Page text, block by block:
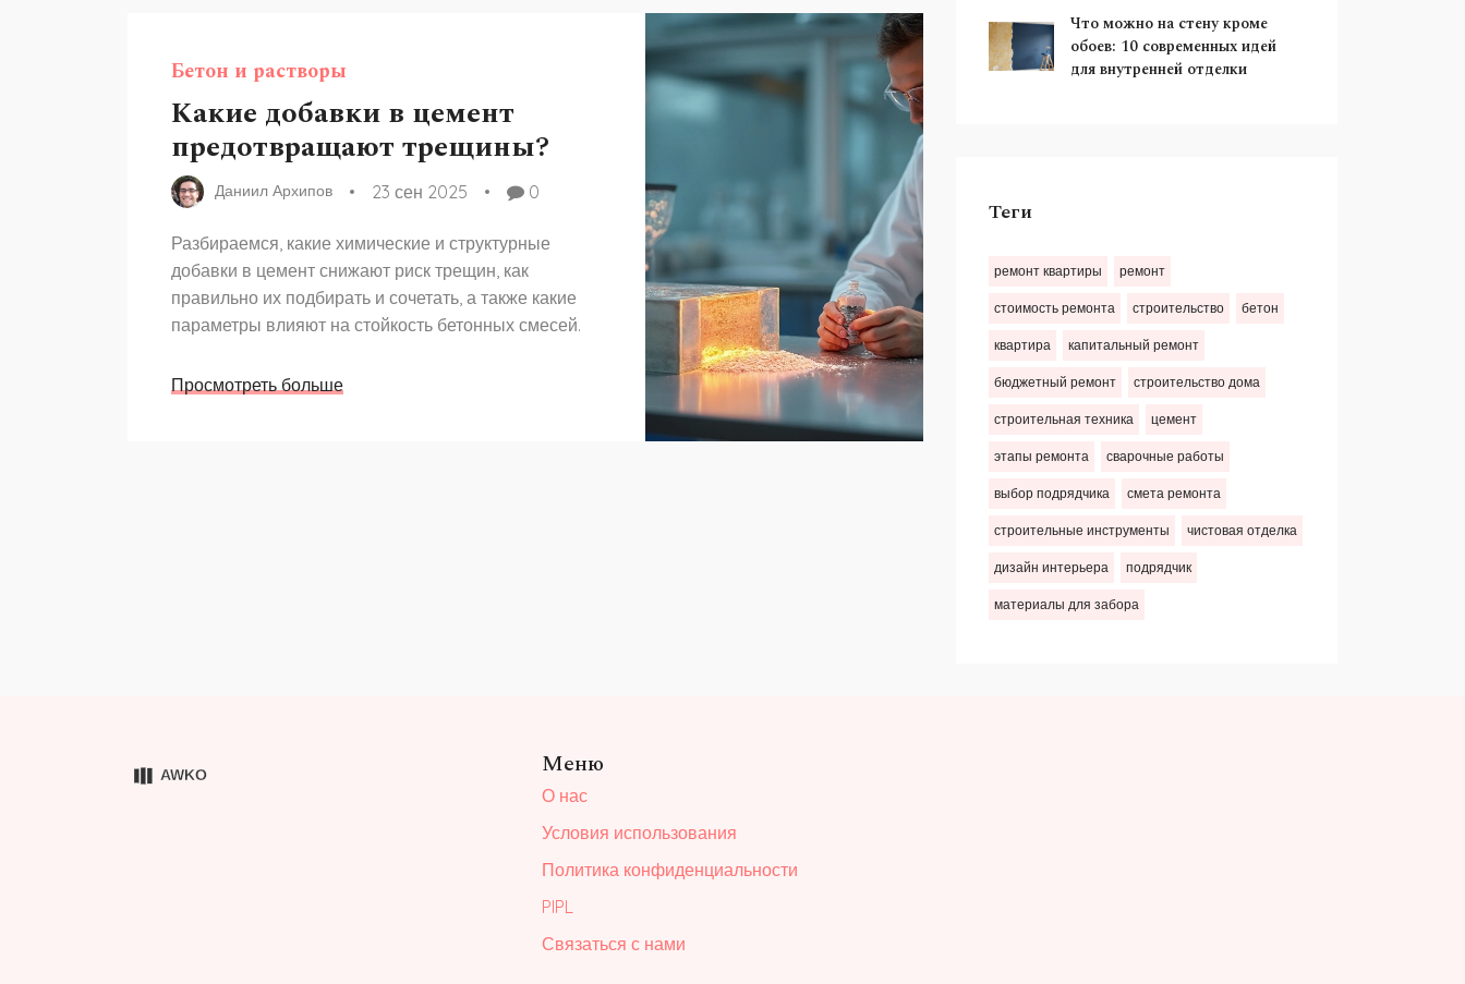
Бетон и растворы
Какие добавки в цемент
предотвращают трещины?
Даниил Архипов 23 сен 2025 0
Разбираемся, какие химические и структурные
добавки в цемент снижают риск трещин, как
правильно их подбирать и сочетать, а также какие
параметры влияют на стойкость бетонных смесей.
Просмотреть больше
Что можно на стену кроме
обоев: 10 современных идей
для внутренней отделки
Теги
ремонт квартиры ремонт
стоимость ремонта строительство бетон
квартира капитальный ремонт
бюджетный ремонт строительство дома
строительная техника цемент
этапы ремонта сварочные работы
выбор подрядчика смета ремонта
строительные инструменты чистовая отделка
дизайн интерьера подрядчик
материалы для забора
Меню
О нас
Условия использования
Политика конфиденциальности
PIPL
Связаться с нами